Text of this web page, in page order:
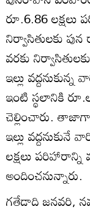
రూ.6.86
నిర్వాసితులకు
వరకు
ఇల్లు
ఇంటి స్థలానికి
చెల్లించారు.
ఇల్లు
లక్షలు
అందించనున్నారు.
గతేడాది జనవరి,